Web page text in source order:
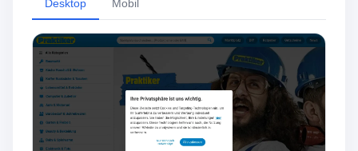
Desktop Mobil